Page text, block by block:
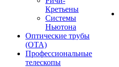
Кретьены
Системы
Ньютона
Оптические трубы
(OTA)
Профессиональные
телескопы